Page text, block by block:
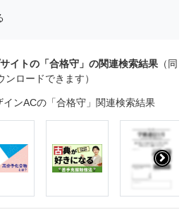
イトの「合格守」の関連検索結果 （同
ロードできます）
インACの「合格守」関連検索結果